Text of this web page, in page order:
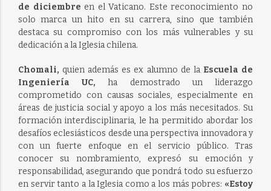
de diciembre en el Vaticano. Este reconocimiento no
solo marca un hito en su carrera, sino que también
destaca su compromiso con los más vulnerables y su
dedicación a la Iglesia chilena.
Chomali,quien además es ex alumno de laEscuela de
Ingeniería UC, ha demostrado un liderazgo
comprometido con causas sociales, especialmente en
áreas de justicia social y apoyo a los más necesitados. Su
formación interdisciplinaria, le ha permitido abordar los
desafíos eclesiásticos desde una perspectiva innovadora y
con un fuerte enfoque en el servicio público. Tras
conocer su nombramiento, expresó su emoción y
responsabilidad, asegurando que pondrá todo su esfuerzo
en servir tanto a la Iglesia como a los más pobres: «Estoy